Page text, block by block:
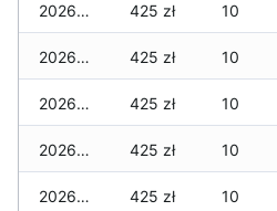
2026-07-17 425 zł 10
2026-07-16 425 zł 10
2026-07-15 425 zł 10
2026-07-14 425 zł 10
2026-07-13 425 zł 10